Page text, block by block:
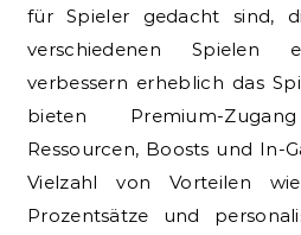
für Spieler gedacht sind,
verschiedenen Spielen
verbessern erheblich das
bieten Premium-
Ressourcen, Boosts und In-
Vielzahl von Vorteilen
Prozentsätze und